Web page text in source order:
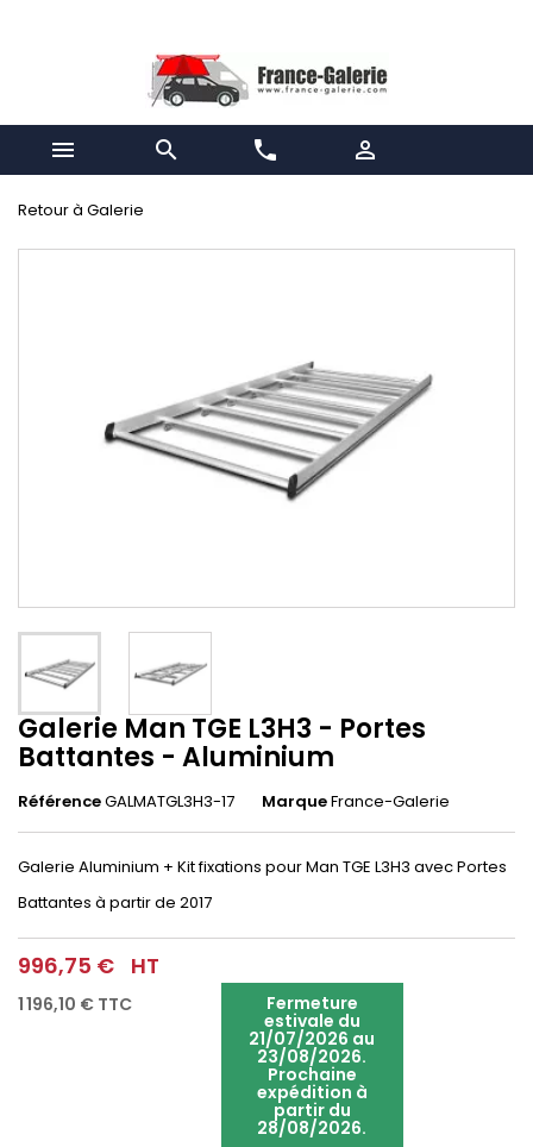
  phone 
Retour à Galerie
Galerie Man TGE L3H3 - Portes
Battantes - Aluminium
RéférenceGALMATGL3H3-17 MarqueFrance-Galerie
Galerie Aluminium + Kit fixations pour Man TGE L3H3 avec Portes
Battantes à partir de 2017
996,75 € HT
1 196,10 € TTC Fermeture
estivale du
21/07/2026 au
23/08/2026.
Prochaine
expédition à
partir du
28/08/2026.